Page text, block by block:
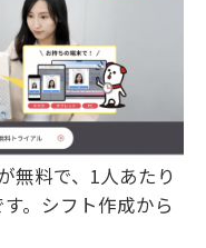
無料で、1人あたり
。シフト作成から